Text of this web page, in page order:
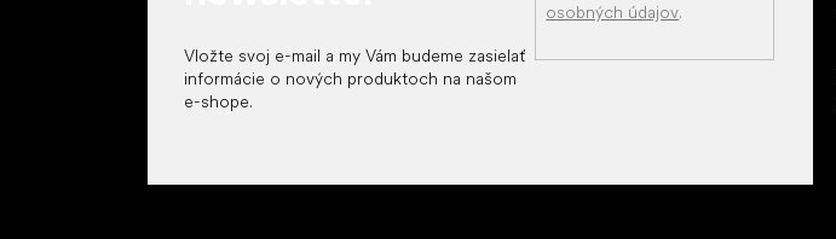
Vložte svoj e-mail a my Vám budeme zasielať
informácie o nových produktoch na našom
e-shope.
osobných údajov.